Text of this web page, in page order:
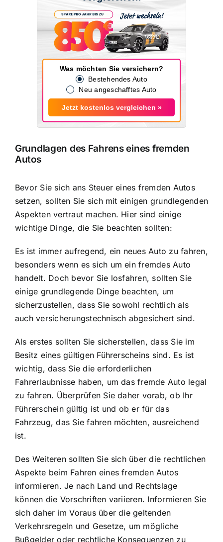
Was möchten Sie versichern?
Bestehendes Auto
Neu angeschafftes Auto
Jetzt kostenlos vergleichen »
Grundlagen des Fahrens eines fremden
Autos
Bevor Sie sich ans Steuer eines fremden Autos
setzen, sollten Sie sich mit einigen grundlegenden
Aspekten vertraut machen. Hier sind einige
wichtige Dinge, die Sie beachten sollten:
Es ist immer aufregend, ein neues Auto zu fahren,
besonders wenn es sich um ein fremdes Auto
handelt. Doch bevor Sie losfahren, sollten Sie
einige grundlegende Dinge beachten, um
sicherzustellen, dass Sie sowohl rechtlich als
auch versicherungstechnisch abgesichert sind.
Als erstes sollten Sie sicherstellen, dass Sie im
Besitz eines gültigen Führerscheins sind. Es ist
wichtig, dass Sie die erforderlichen
Fahrerlaubnisse haben, um das fremde Auto legal
zu fahren. Überprüfen Sie daher vorab, ob Ihr
Führerschein gültig ist und ob er für das
Fahrzeug, das Sie fahren möchten, ausreichend
ist.
Des Weiteren sollten Sie sich über die rechtlichen
Aspekte beim Fahren eines fremden Autos
informieren. Je nach Land und Rechtslage
können die Vorschriften variieren. Informieren Sie
sich daher im Voraus über die geltenden
Verkehrsregeln und Gesetze, um mögliche
Bußgelder oder rechtliche Konsequenzen zu